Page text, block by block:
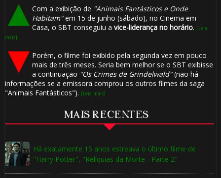
Com a exibição de "Animais Fantásticos e Onde
Habitam"em 15 de junho (sábado), no Cinema em
Casa, o SBT conseguiu a vice-liderança no horário. [Leia
mais]
Porém, o filme foi exibido pela segunda vez em pouco
mais de três meses. Seria bem melhor se o SBT exibisse
a continuação "Os Crimes de Grindelwald"(não há
informações se a emissora comprou os outros filmes da saga
"Animais Fantásticos"). [Leia mais]
MAIS RECENTES
Há exatamente 15 anos estreava o último filme de
"Harry Potter", "Relíquias da Morte - Parte 2"